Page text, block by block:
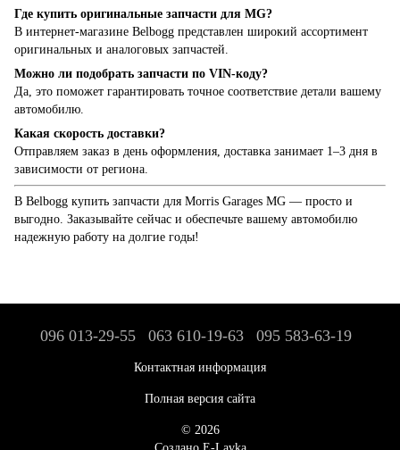
Где купить оригинальные запчасти для MG?
В интернет-магазине Belbogg представлен широкий ассортимент
оригинальных и аналоговых запчастей.
Можно ли подобрать запчасти по VIN-коду?
Да, это поможет гарантировать точное соответствие детали вашему
автомобилю.
Какая скорость доставки?
Отправляем заказ в день оформления, доставка занимает 1–3 дня в
зависимости от региона.
В Belbogg купить запчасти для Morris Garages MG — просто и
выгодно. Заказывайте сейчас и обеспечьте вашему автомобилю
надежную работу на долгие годы!
096 013-29-55 063 610-19-63 095 583-63-19
Контактная информация
Полная версия сайта
© 2026